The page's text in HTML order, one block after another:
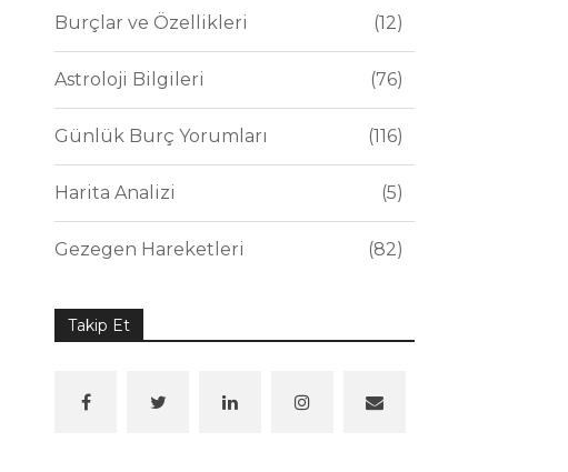
Burçlar ve Özellikleri 12
Astroloji Bilgileri 76
Günlük Burç Yorumları 116
Harita Analizi 5
Gezegen Hareketleri 82
Takip Et